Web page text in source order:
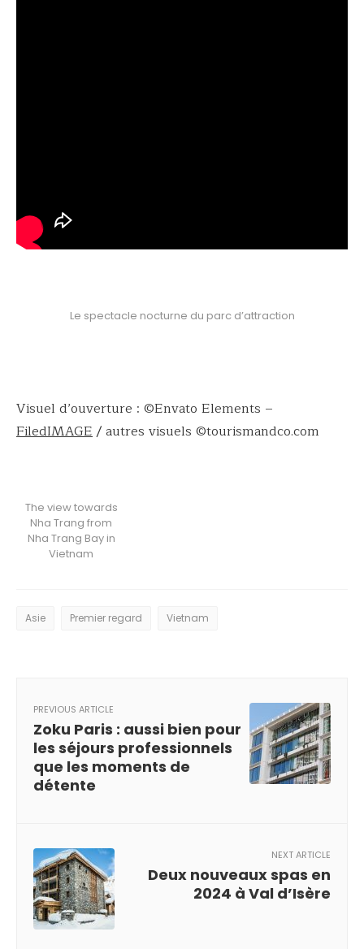
Le spectacle nocturne du parc d’attraction
Visuel d’ouverture : ©Envato Elements –
FiledIMAGE/ autres visuels ©tourismandco.com
The view towards
Nha Trang from
Nha Trang Bay in
Vietnam
Asie Premier regard Vietnam
PREVIOUS ARTICLE
Zoku Paris : aussi bien pour
les séjours professionnels
que les moments de
détente
NEXT ARTICLE
Deux nouveaux spas en
2024 à Val d’Isère